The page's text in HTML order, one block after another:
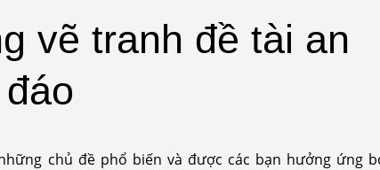
vẽ tranh đề tài an
chủ đề phổ biến và được các bạn hưởng ứng